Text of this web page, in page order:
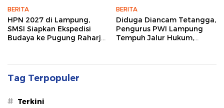
BERITA
HPN 2027 di Lampung,
SMSI Siapkan Ekspedisi
Budaya ke Pugung Raharjo
BERITA
Diduga Diancam Tetangga,
Pengurus PWI Lampung
Tempuh Jalur Hukum,
Tag Terpopuler
# Terkini